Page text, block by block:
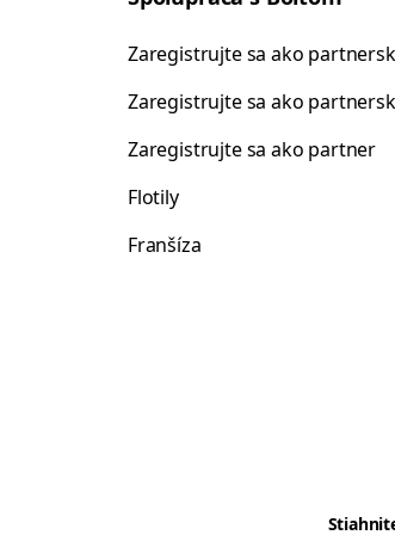
Zaregistrujte sa ako
Zaregistrujte sa ako
Zaregistrujte sa ako partner
Flotily
Franšíza